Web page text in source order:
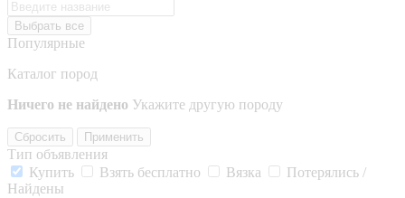
Выбрать все
Популярные
Каталог пород
Ничего не найдено Укажите другую породу
Сбросить Применить
Тип объявления
Купить
Взять бесплатно Вязка
Потерялись /
Найдены